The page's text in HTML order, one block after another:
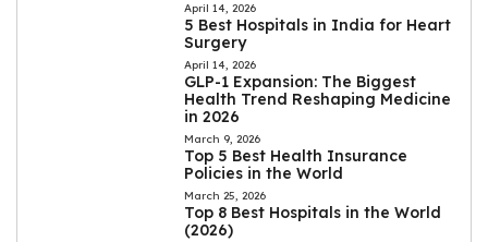
April 14, 2026
5 Best Hospitals in India for Heart
Surgery
April 14, 2026
GLP-1 Expansion: The Biggest
Health Trend Reshaping Medicine
in 2026
March 9, 2026
Top 5 Best Health Insurance
Policies in the World
March 25, 2026
Top 8 Best Hospitals in the World
(2026)